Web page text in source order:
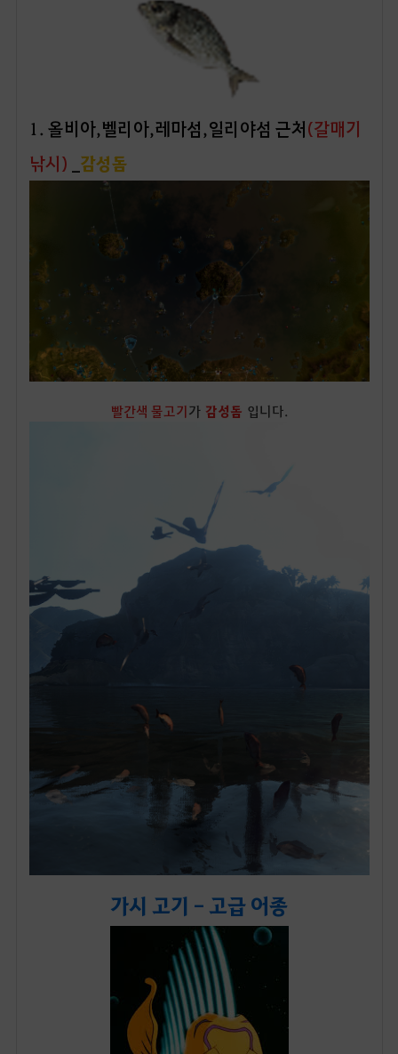
1. 올비아,벨리아,레마섬,일리야섬 근처(갈매기
낚시)_ 감성돔
빨간색 물고기가 감성돔 입니다.
가시 고기 - 고급 어종